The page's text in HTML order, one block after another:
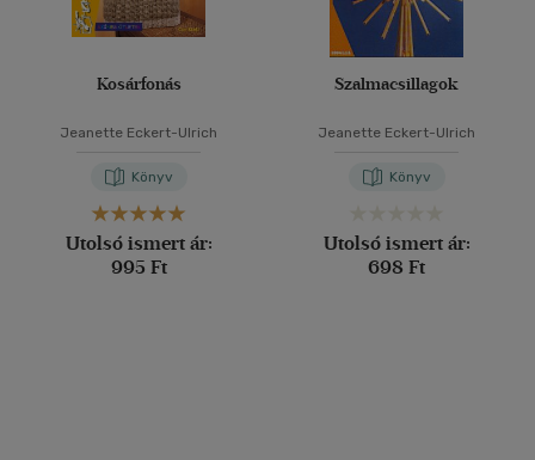
Kosárfonás
Jeanette Eckert-Ulrich
Könyv
Utolsó ismert ár:
995 Ft
Szalmacsillagok
Jeanette Eckert-Ulrich
Könyv
Utolsó ismert ár:
698 Ft